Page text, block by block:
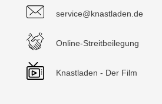
service@knastladen.de
Online-Streitbeilegung
Knastladen - Der Film